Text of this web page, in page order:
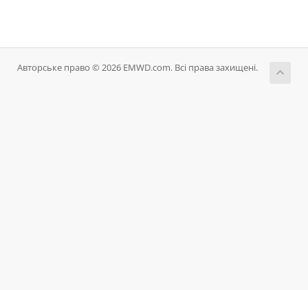
Авторське право © 2026 EMWD.com. Всі права захищені.